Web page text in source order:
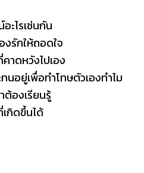
ะไรเช่นกัน
รักให้ถอดใจ
คาดหวังไปเอง
นอยู่เพื่อทำโทษตัวเองทำไม
ต้องเรียนรู้
กิดขึ้นได้